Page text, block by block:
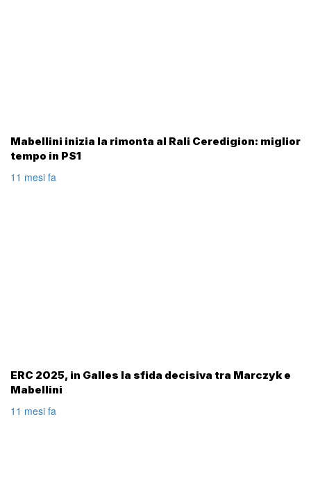
Mabellini inizia la rimonta al Rali Ceredigion: miglior
tempo in PS1
11 mesi fa
ERC 2025, in Galles la sfida decisiva tra Marczyk e
Mabellini
11 mesi fa